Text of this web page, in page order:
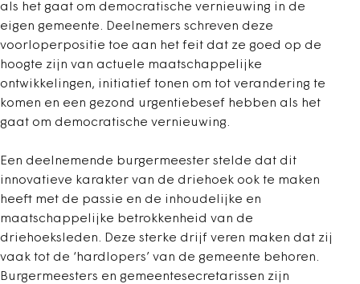
als het gaat om democratische vernieuwing in de
eigen gemeente. Deelnemers schreven deze
voorloperpositie toe aan het feit dat ze goed op de
hoogte zijn van actuele maatschappelijke
ontwikkelingen, initiatief tonen om tot verandering te
komen en een gezond urgentiebesef hebben als het
gaat om democratische vernieuwing.
Een deelnemende burgermeester stelde dat dit
innovatieve karakter van de driehoek ook te maken
heeft met de passie en de inhoudelijke en
maatschappelijke betrokkenheid van de
driehoeksleden. Deze sterke drijf veren maken dat zij
vaak tot de ‘hardlopers’ van de gemeente behoren.
Burgermeesters en gemeentesecretarissen zijn